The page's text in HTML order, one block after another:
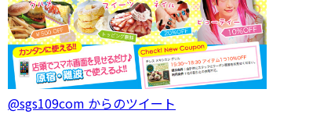
@sgs109com からのツイート